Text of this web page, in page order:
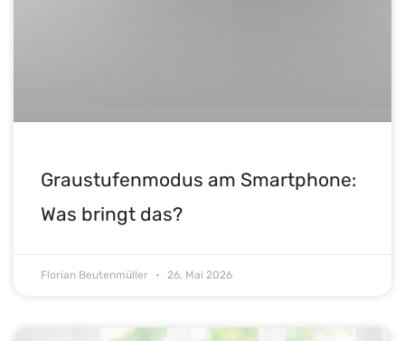
Graustufenmodus am Smartphone:
Was bringt das?
Florian Beutenmüller 26. Mai 2026